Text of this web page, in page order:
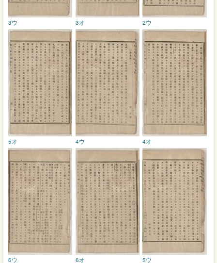
2ウ
3オ
3ウ
4オ
4ウ
5オ
5ウ
6オ
6ウ